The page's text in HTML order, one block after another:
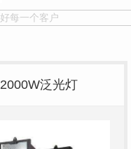
每一个客户
泛光灯